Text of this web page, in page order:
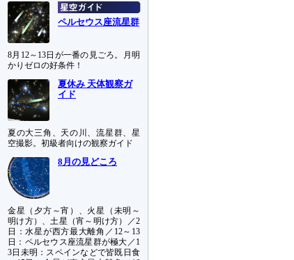
ペルセウス座流星群
8月12～13日が一番の見ごろ。月明
かりゼロの好条件！
夏休み 天体観察ガ
イド
夏の大三角、天の川、流星群、星
空撮影。初級者向けの観察ガイド
8月の見どころ
金星（夕方～宵）、火星（未明～
明け方）、土星（宵～明け方）／2
日：水星が西方最大離角／12～13
日：ペルセウス座流星群が極大／1
3日未明：スペインなどで皆既日食